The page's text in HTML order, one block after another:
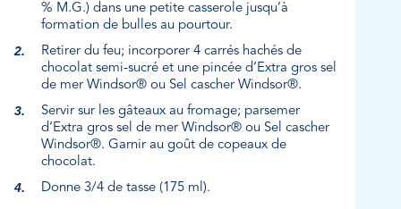
% M.G.) dans une petite casserole jusqu’à
formation de bulles au pourtour.
Retirer du feu; incorporer 4 carrés hachés de
chocolat semi-sucré et une pincée d’Extra gros sel
de mer Windsor® ou Sel cascher Windsor®.
Servir sur les gâteaux au fromage; parsemer
d’Extra gros sel de mer Windsor® ou Sel cascher
Windsor®. Garnir au goût de copeaux de
chocolat.
Donne 3/4 de tasse (175 ml).